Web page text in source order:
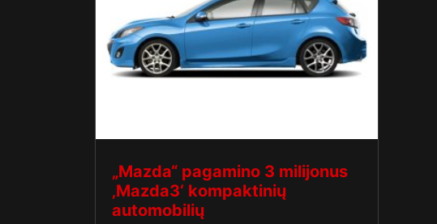
„Mazda“ pagamino 3 milijonus
‚Mazda3‘ kompaktinių
automobilių